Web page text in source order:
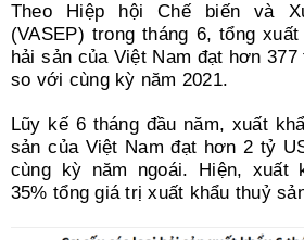
Theo Hiệp hội Chế biến và
(VASEP) trong tháng 6, tổng
hải sản của Việt Nam đạt hơn
so với cùng kỳ năm 2021.
Lũy kế 6 tháng đầu năm, xuất
sản của Việt Nam đạt hơn 2 tỷ
cùng kỳ năm ngoái. Hiện, xuất
35% tổng giá trị xuất khẩu thuỷ